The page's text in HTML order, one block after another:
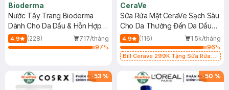
Bioderma
Nước Tẩy Trang Bioderma
Dành Cho Da Dầu & Hỗn Hợp
500ml
4.9 (228)
717/tháng
97%
CeraVe
Sữa Rửa Mặt CeraVe Sạch Sâu
Cho Da Thường Đến Da Dầu
473ml
4.9 (116)
1.5k/tháng
96%
Bill Cerave 299K Tặng Sữa Rửa
-53 % -50 %